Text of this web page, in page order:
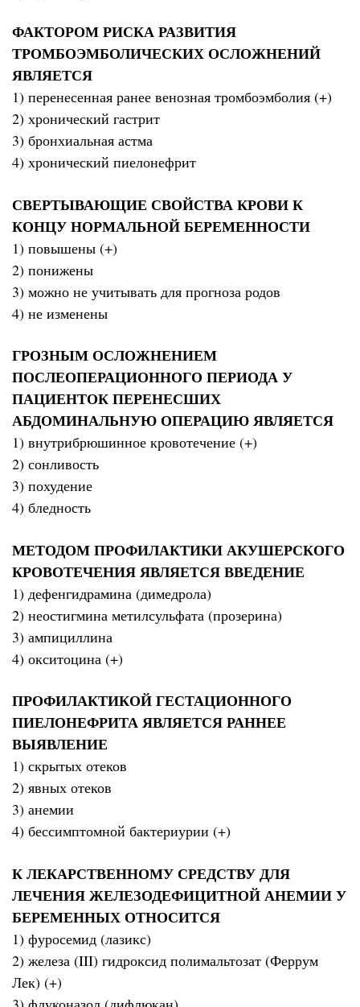
ФАКТОРОМ РИСКА РАЗВИТИЯ
ТРОМБОЭМБОЛИЧЕСКИХ ОСЛОЖНЕНИЙ
ЯВЛЯЕТСЯ
1) перенесенная ранее венозная тромбоэмболия (+)
2) хронический гастрит
3) бронхиальная астма
4) хронический пиелонефрит
СВЕРТЫВАЮЩИЕ СВОЙСТВА КРОВИ К
КОНЦУ НОРМАЛЬНОЙ БЕРЕМЕННОСТИ
1) повышены (+)
2) понижены
3) можно не учитывать для прогноза родов
4) не изменены
ГРОЗНЫМ ОСЛОЖНЕНИЕМ
ПОСЛЕОПЕРАЦИОННОГО ПЕРИОДА У
ПАЦИЕНТОК ПЕРЕНЕСШИХ
АБДОМИНАЛЬНУЮ ОПЕРАЦИЮ ЯВЛЯЕТСЯ
1) внутрибрюшинное кровотечение (+)
2) сонливость
3) похудение
4) бледность
МЕТОДОМ ПРОФИЛАКТИКИ АКУШЕРСКОГО
КРОВОТЕЧЕНИЯ ЯВЛЯЕТСЯ ВВЕДЕНИЕ
1) дефенгидрамина (димедрола)
2) неостигмина метилсульфата (прозерина)
3) ампициллина
4) окситоцина (+)
ПРОФИЛАКТИКОЙ ГЕСТАЦИОННОГО
ПИЕЛОНЕФРИТА ЯВЛЯЕТСЯ РАННЕЕ
ВЫЯВЛЕНИЕ
1) скрытых отеков
2) явных отеков
3) анемии
4) бессимптомной бактериурии (+)
К ЛЕКАРСТВЕННОМУ СРЕДСТВУ ДЛЯ
ЛЕЧЕНИЯ ЖЕЛЕЗОДЕФИЦИТНОЙ АНЕМИИ У
БЕРЕМЕННЫХ ОТНОСИТСЯ
1) фуросемид (лазикс)
2) железа (III) гидроксид полимальтозат (Феррум
Лек) (+)